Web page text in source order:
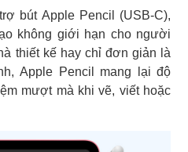
bút Apple Pencil (USB-C),
không giới hạn cho người
thiết kế hay chỉ đơn giản là
Apple Pencil mang lại độ
mượt mà khi vẽ, viết hoặc